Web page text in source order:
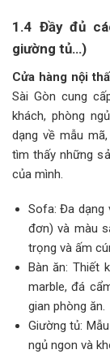
1.4 Đầy đủ
giường tủ…)
Cửa hàng nội
Sài Gòn cung
khách, phòng
dạng về mẫu
tìm thấy những
của mình.
Sofa: Đa dạng
đơn) và màu
trọng và ấm
Bàn ăn: Thiết
marble, đá
gian phòng ăn.
Giường tủ:
ngủ ngon và